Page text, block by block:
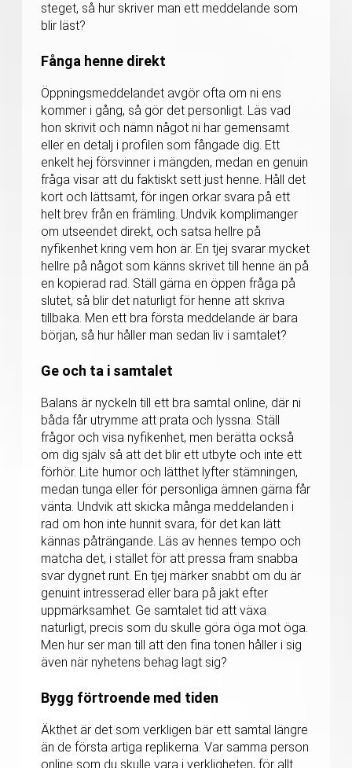
steget, så hur skriver man ett meddelande som
blir läst?
Fånga henne direkt
Öppningsmeddelandet avgör ofta om ni ens
kommer i gång, så gör det personligt. Läs vad
hon skrivit och nämn något ni har gemensamt
eller en detalj i profilen som fångade dig. Ett
enkelt hej försvinner i mängden, medan en genuin
fråga visar att du faktiskt sett just henne. Håll det
kort och lättsamt, för ingen orkar svara på ett
helt brev från en främling. Undvik komplimanger
om utseendet direkt, och satsa hellre på
nyfikenhet kring vem hon är. En tjej svarar mycket
hellre på något som känns skrivet till henne än på
en kopierad rad. Ställ gärna en öppen fråga på
slutet, så blir det naturligt för henne att skriva
tillbaka. Men ett bra första meddelande är bara
början, så hur håller man sedan liv i samtalet?
Ge och ta i samtalet
Balans är nyckeln till ett bra samtal online, där ni
båda får utrymme att prata och lyssna. Ställ
frågor och visa nyfikenhet, men berätta också
om dig själv så att det blir ett utbyte och inte ett
förhör. Lite humor och lätthet lyfter stämningen,
medan tunga eller för personliga ämnen gärna får
vänta. Undvik att skicka många meddelanden i
rad om hon inte hunnit svara, för det kan lätt
kännas påträngande. Läs av hennes tempo och
matcha det, i stället för att pressa fram snabba
svar dygnet runt. En tjej märker snabbt om du är
genuint intresserad eller bara på jakt efter
uppmärksamhet. Ge samtalet tid att växa
naturligt, precis som du skulle göra öga mot öga.
Men hur ser man till att den fina tonen håller i sig
även när nyhetens behag lagt sig?
Bygg förtroende med tiden
Äkthet är det som verkligen bär ett samtal längre
än de första artiga replikerna. Var samma person
online som du skulle vara i verkligheten, för allt